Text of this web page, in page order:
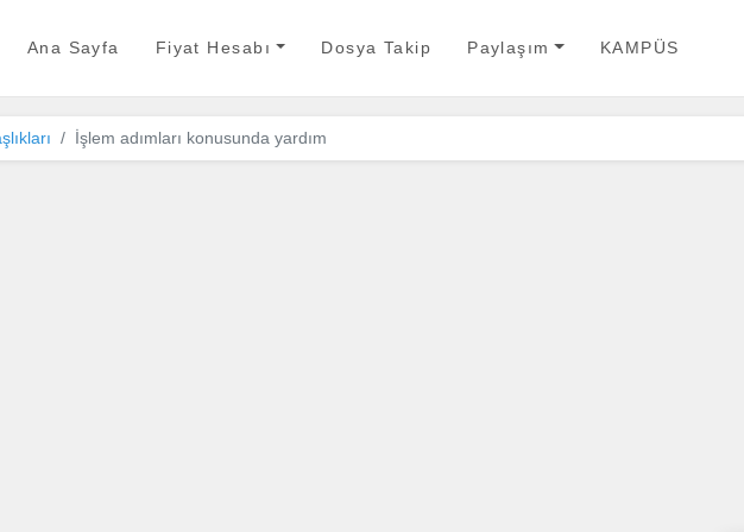
SHKMMB
Ana Sayfa Fiyat Hesabı Dosya Takip Paylaşım KAMPÜS
İşlem adımları konusunda yardım